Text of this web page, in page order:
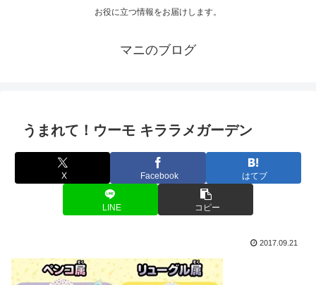
お役に立つ情報をお届けします。
マニのブログ
うまれて！ウーモ キララメガーデン
X Facebook はてブ
LINE コピー
2017.09.21